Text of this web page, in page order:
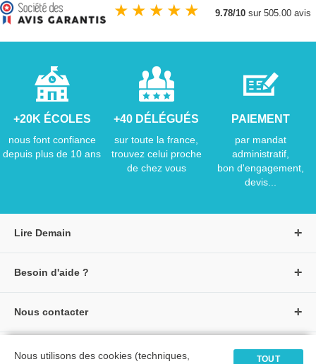
★ ★ ★ ★ ★ 9.78/10 sur 505.00 avis
+20K ÉCOLES
nous font confiance
depuis plus de 10 ans
+40 DÉLÉGUÉS
sur toute la france,
trouvez celui proche
de chez vous
PAIEMENT
par mandat
administratif,
bon d'engagement,
devis...
Lire Demain
Créer un compte
★ Avis clients vérifiés
Besoin d'aide ?
Livraisons et retours
Nous contacter
Formulaire de contact
Siège social
Tous nos livres
Nous utilisons des cookies (techniques,
TOUT